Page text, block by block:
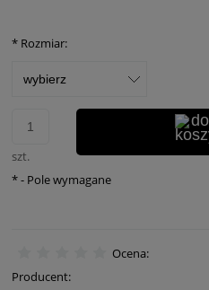
* Rozmiar:
szt.
*- Pole wymagane
Ocena:
Producent: